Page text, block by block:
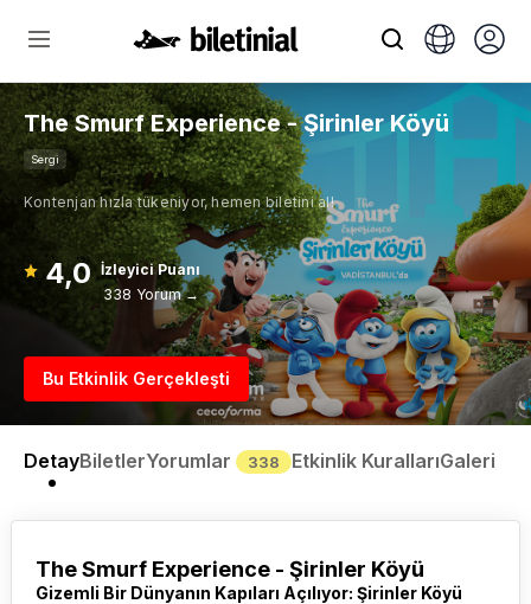
The Smurf Experience - Şirinler Köyü
Sergi
Kontenjan hızla tükeniyor, hemen biletini al!
4,0 İzleyici Puanı
338 Yorum →
Bu Etkinlik Gerçekleşti
DetayBiletlerYorumlar 338 Etkinlik KurallarıGaleri
The Smurf Experience - Şirinler Köyü
Gizemli Bir Dünyanın Kapıları Açılıyor: Şirinler Köyü